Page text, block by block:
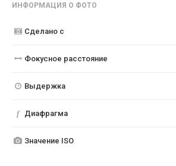
ИНФОРМАЦИЯ О ФОТО
Сделано с
Фокусное расстояние
Выдержка
f Диафрагма
Значение ISO